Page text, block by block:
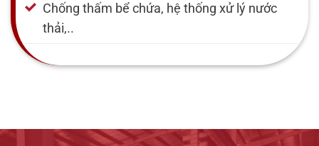
Chống thấm bể chứa, hệ thống xử lý nước
thải,..